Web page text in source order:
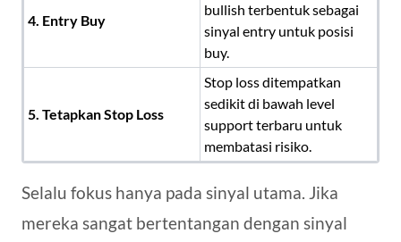
4. Entry Buy
bullish terbentuk sebagai
sinyal entry untuk posisi
buy.
5. Tetapkan Stop Loss
Stop loss ditempatkan
sedikit di bawah level
support terbaru untuk
membatasi risiko.
Selalu fokus hanya pada sinyal utama. Jika
mereka sangat bertentangan dengan sinyal